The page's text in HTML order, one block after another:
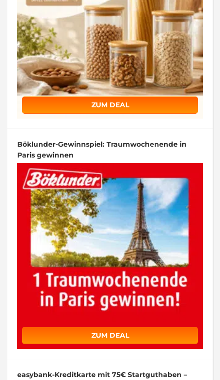
ZUM DEAL
Böklunder-Gewinnspiel: Traumwochenende in
Paris gewinnen
ZUM DEAL
easybank-Kreditkarte mit 75€ Startguthaben –